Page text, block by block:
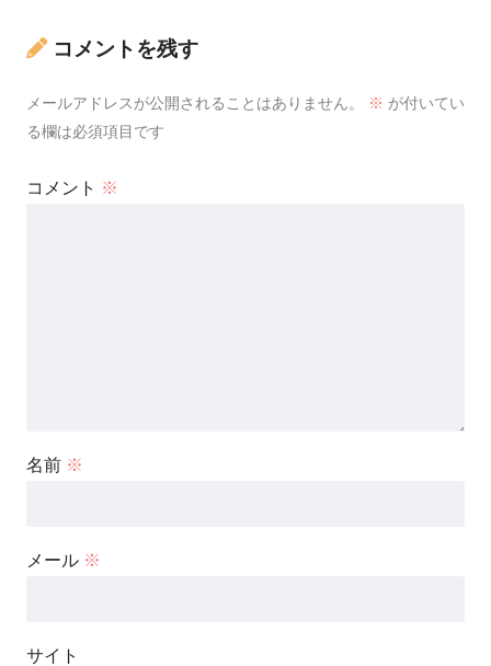
コメントを残す
メールアドレスが公開されることはありません。 ※ が付いてい
る欄は必須項目です
コメント ※
名前 ※
メール ※
サイト